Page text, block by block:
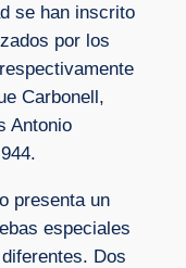
se han inscrito
por los
Carbonell,
Antonio
presenta un
especiales
Dos